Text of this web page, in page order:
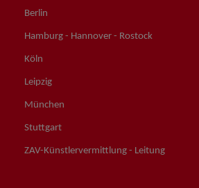
Berlin
Hamburg - Hannover - Rostock
Köln
Leipzig
München
Stuttgart
ZAV-Künstlervermittlung - Leitung